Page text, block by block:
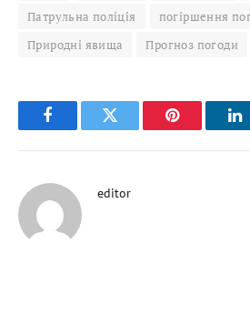
Патрульна поліція
погіршення
Природні явища
Прогноз погоди
FacebookTwitter Pinterest
editor